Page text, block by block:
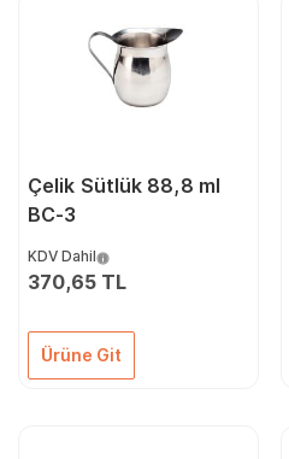
Çelik Sütlük 88,8 ml
BC-3
KDV Dahil
370,65 TL
Ürüne Git